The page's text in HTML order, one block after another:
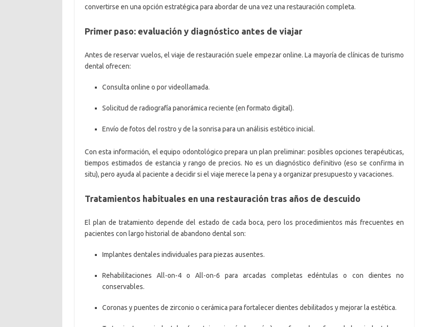
convertirse en una opción estratégica para abordar de una vez una restauración completa.
Primer paso: evaluación y diagnóstico antes de viajar
Antes de reservar vuelos, el viaje de restauración suele empezar online. La mayoría de clínicas de turismo
dental ofrecen:
Consulta online o por videollamada.
Solicitud de radiografía panorámica reciente (en formato digital).
Envío de fotos del rostro y de la sonrisa para un análisis estético inicial.
Con esta información, el equipo odontológico prepara un plan preliminar: posibles opciones terapéuticas,
tiempos estimados de estancia y rango de precios. No es un diagnóstico definitivo (eso se confirma in
situ), pero ayuda al paciente a decidir si el viaje merece la pena y a organizar presupuesto y vacaciones.
Tratamientos habituales en una restauración tras años de descuido
El plan de tratamiento depende del estado de cada boca, pero los procedimientos más frecuentes en
pacientes con largo historial de abandono dental son:
Implantes dentales individuales para piezas ausentes.
Rehabilitaciones All-on-4 o All-on-6 para arcadas completas edéntulas o con dientes no
conservables.
Coronas y puentes de zirconio o cerámica para fortalecer dientes debilitados y mejorar la estética.